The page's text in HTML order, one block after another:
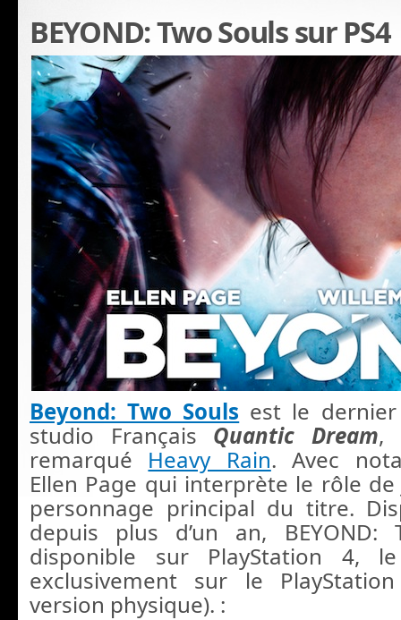
BEYOND: Two Souls sur PS4
Beyond: Two Souls est le
studio Français Quantic Dream,
remarqué Heavy Rain. Avec
Ellen Page qui interprète le rôle de
personnage principal du titre.
depuis plus d’un an, BEYOND:
disponible sur PlayStation 4,
exclusivement sur le
version physique). :